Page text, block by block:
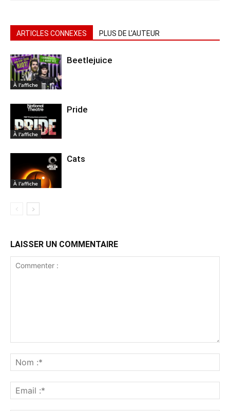
ARTICLES CONNEXES PLUS DE L'AUTEUR
À l'affiche
Beetlejuice
À l'affiche
Pride
À l'affiche
Cats
LAISSER UN COMMENTAIRE